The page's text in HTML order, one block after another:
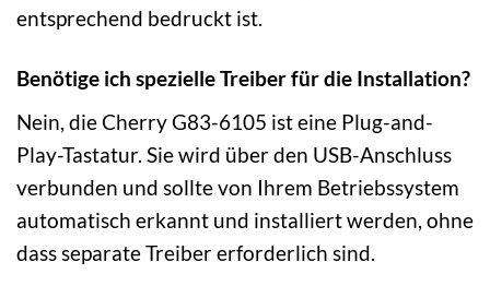
entsprechend bedruckt ist.
Benötige ich spezielle Treiber für die Installation?
Nein, die Cherry G83-6105 ist eine Plug-and-
Play-Tastatur. Sie wird über den USB-Anschluss
verbunden und sollte von Ihrem Betriebssystem
automatisch erkannt und installiert werden, ohne
dass separate Treiber erforderlich sind.